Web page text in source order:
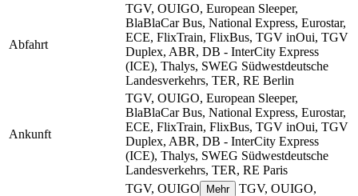
Abfahrt
TGV, OUIGO, European Sleeper,
BlaBlaCar Bus, National Express, Eurostar,
ECE, FlixTrain, FlixBus, TGV inOui, TGV
Duplex, ABR, DB - InterCity Express
(ICE), Thalys, SWEG Südwestdeutsche
Landesverkehrs, TER, RE Berlin
Ankunft
TGV, OUIGO, European Sleeper,
BlaBlaCar Bus, National Express, Eurostar,
ECE, FlixTrain, FlixBus, TGV inOui, TGV
Duplex, ABR, DB - InterCity Express
(ICE), Thalys, SWEG Südwestdeutsche
Landesverkehrs, TER, RE Paris
TGV, OUIGO Mehr
TGV, OUIGO,